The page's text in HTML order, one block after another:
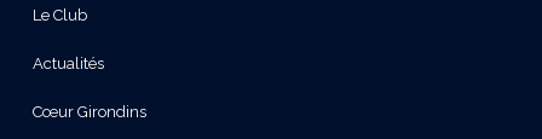
Le Club
Actualités
Cœur Girondins